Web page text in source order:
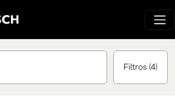
Filtros (4)